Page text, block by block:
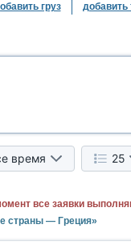
груз добавить
время 25
все заявки
страны — Греция»